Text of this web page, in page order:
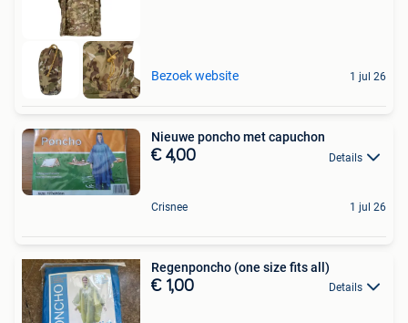
Bezoek website 1 jul 26
Nieuwe poncho met capuchon
€ 4,00 Details
Crisnee 1 jul 26
Regenponcho (one size fits all)
€ 1,00 Details